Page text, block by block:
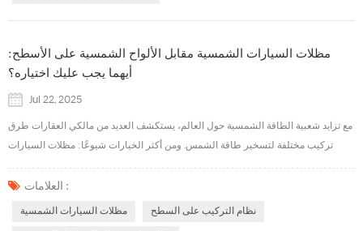
مظلات السيارات الشمسية مقابل الألواح الشمسية على الأسطح:
أيهما يجب عليك اختياره؟
Jul 22, 2025
مع تزايد شعبية الطاقة الشمسية حول العالم، يستكشف العديد من مالكي العقارات طرق
تركيب مختلفة لتسخير طاقة الشمس. ومن أكثر الخيارات شيوعًا: مظلات السيارات
نظيفة ومتجددة، إلا أنهما يختلفان في البنية والتكلفة والتركيب والقيمة على المدى
العلامات :
مظلات السيارات الشمسية نظام التركيب على السطح